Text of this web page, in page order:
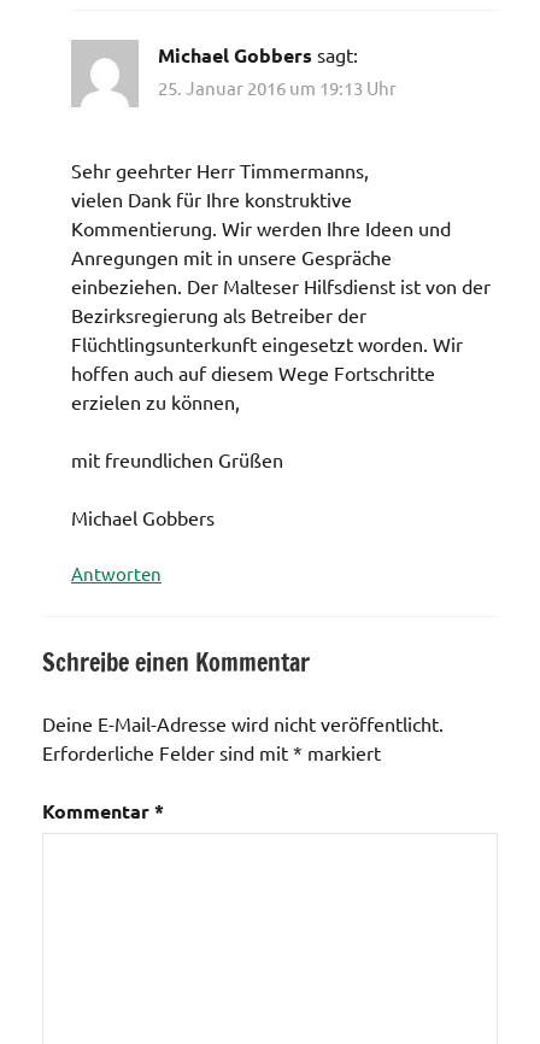
Michael Gobbers sagt:
25. Januar 2016 um 19:13 Uhr
Sehr geehrter Herr Timmermanns,
vielen Dank für Ihre konstruktive
Kommentierung. Wir werden Ihre Ideen und
Anregungen mit in unsere Gespräche
einbeziehen. Der Malteser Hilfsdienst ist von der
Bezirksregierung als Betreiber der
Flüchtlingsunterkunft eingesetzt worden. Wir
hoffen auch auf diesem Wege Fortschritte
erzielen zu können,
mit freundlichen Grüßen
Michael Gobbers
Antworten
Schreibe einen Kommentar
Deine E-Mail-Adresse wird nicht veröffentlicht.
Erforderliche Felder sind mit * markiert
Kommentar*